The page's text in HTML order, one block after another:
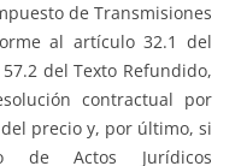
de Transmisiones
al artículo 32.1 del
del Texto Refundido,
contractual por
precio y, por último, si
de Actos Jurídicos